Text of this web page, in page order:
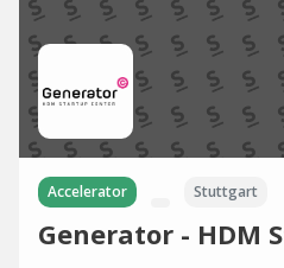
Accelerator Stuttgart
Generator - HDM